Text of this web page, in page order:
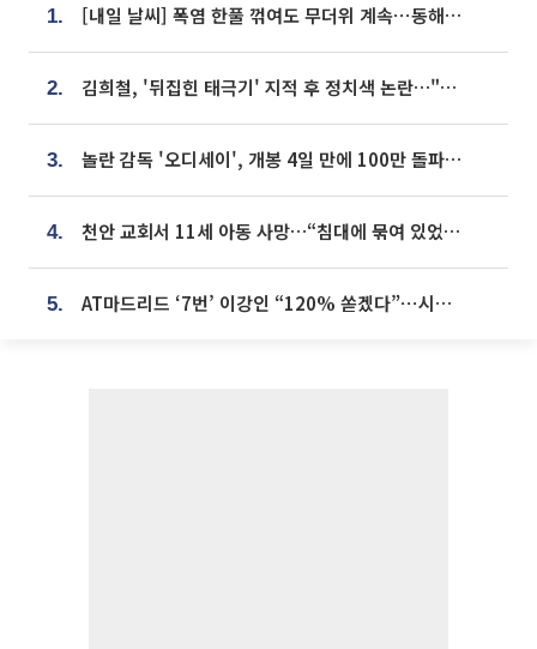
1. [내일 날씨] 폭염 한풀 꺾여도 무더위 계속⋯동해안 이틀 연속 비
2. 김희철, '뒤집힌 태극기' 지적 후 정치색 논란…"좌우 떠나 우리나라 국기"
3. 놀란 감독 '오디세이', 개봉 4일 만에 100만 돌파⋯'왕사남' 보다 빠르다
4. 천안 교회서 11세 아동 사망…“침대에 묶여 있었다” 진술 확보
5. AT마드리드 ‘7번’ 이강인 “120% 쏟겠다”⋯시메오네 감독 “필요한 선수”